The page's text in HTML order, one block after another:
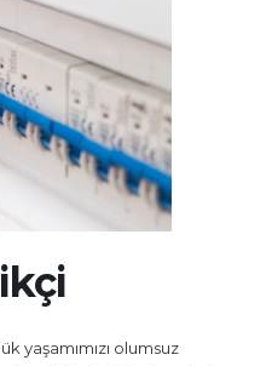
yaşamımızı olumsuz